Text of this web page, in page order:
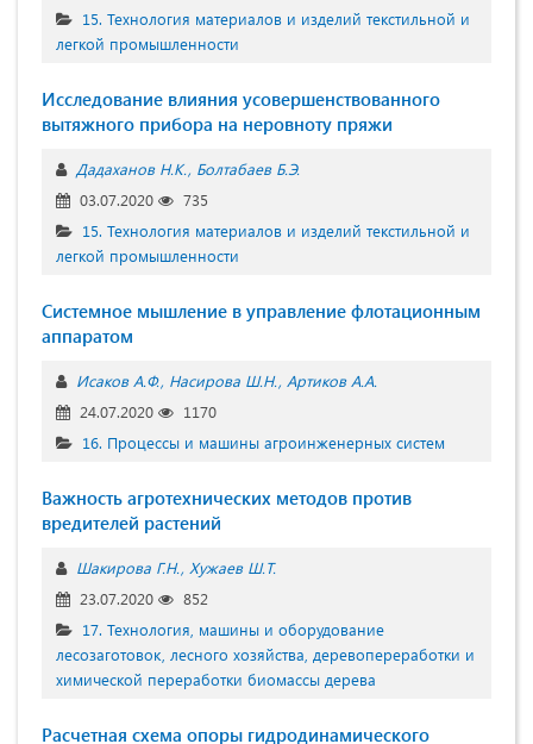
15. Технология материалов и изделий текстильной и
легкой промышленности
Исследование влияния усовершенствованного
вытяжного прибора на неровноту пряжи
Дадаханов Н.К. Болтабаев Б.Э.
03.07.2020
735
15. Технология материалов и изделий текстильной и
легкой промышленности
Системное мышление в управление флотационным
аппаратом
Исаков А.Ф. Насирова Ш.Н. Артиков А.А.
24.07.2020
1170
16. Процессы и машины агроинженерных систем
Важность агротехнических методов против
вредителей растений
Шакирова Г.Н. Хужаев Ш.Т.
23.07.2020
852
17. Технология, машины и оборудование
лесозаготовок, лесного хозяйства, деревопереработки и
химической переработки биомассы дерева
Расчетная схема опоры гидродинамического